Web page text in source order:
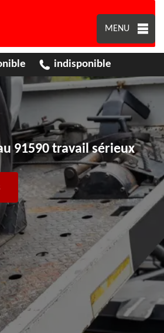
MENU
indisponible
91590 travail sérieux